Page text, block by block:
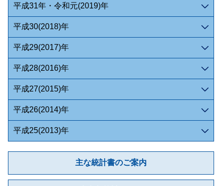
平成31年・令和元(2019)年
平成30(2018)年
平成29(2017)年
平成28(2016)年
平成27(2015)年
平成26(2014)年
平成25(2013)年
主な統計書のご案内